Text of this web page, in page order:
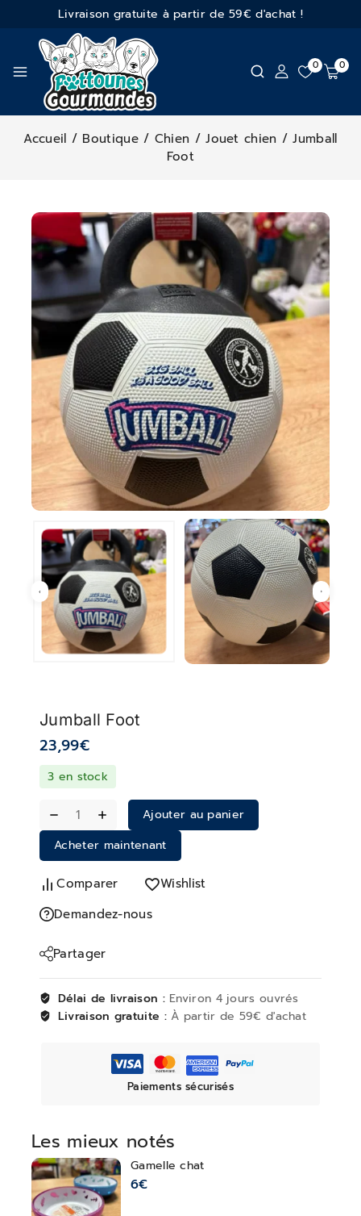
Livraison gratuite à partir de 59€ d'achat !
0 0
Accueil / Boutique / Chien / Jouet chien / Jumball
Foot
Les mieux notés
Gamelle chat
6€
Jumball Foot
23,99€
3 en stock
Ajouter au panier
Acheter maintenant
Comparer
Wishlist
Demandez-nous
Partager
Délai de livraison : Environ 4 jours ouvrés
Livraison gratuite :À partir de 59€ d'achat
Paiements sécurisés